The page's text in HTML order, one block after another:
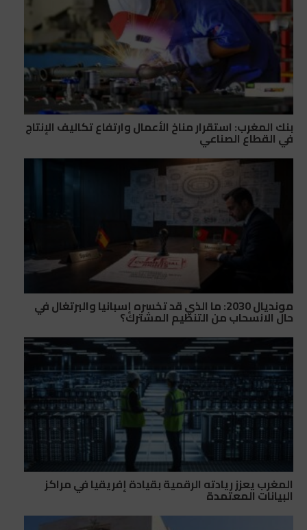
بنك المغرب: استقرار مناخ الأعمال وارتفاع تكاليف الإنتاج
في القطاع الصناعي
مونديال 2030: ما الذي قد تخسره إسبانيا والبرتغال في
حال الانسحاب من التنظيم المشترك؟
المغرب يعزز ريادته الرقمية بقيادة إفريقيا في مراكز
البيانات المعتمدة